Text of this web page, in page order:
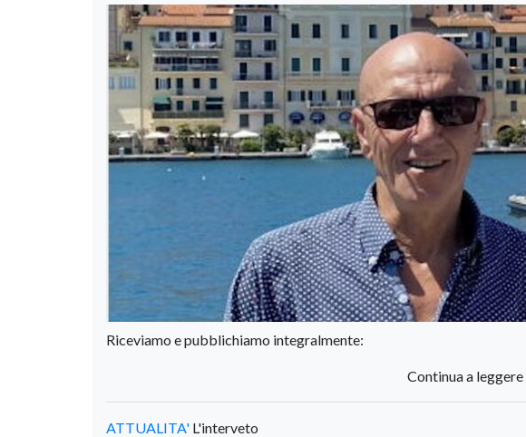
Riceviamo e pubblichiamo integralmente:
Continua a leggere
ATTUALITA' L'interveto